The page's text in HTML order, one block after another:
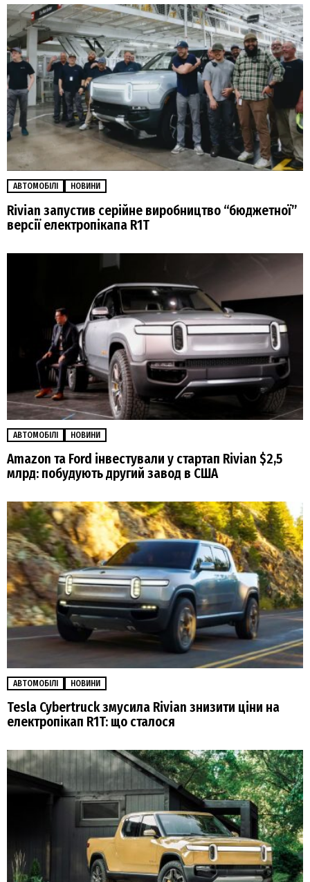
АВТОМОБІЛІ НОВИНИ
Rivian запустив серійне виробництво “бюджетної”
версії електропікапа R1T
АВТОМОБІЛІ НОВИНИ
Amazon та Ford інвестували у стартап Rivian $2,5
млрд: побудують другий завод в США
АВТОМОБІЛІ НОВИНИ
Tesla Cybertruck змусила Rivian знизити ціни на
електропікап R1T: що сталося